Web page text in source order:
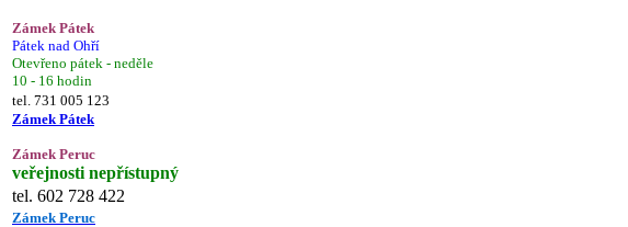
Zámek Pátek
Pátek nad Ohří
Otevřeno pátek - neděle
10 - 16 hodin
tel. 731 005 123
Zámek Pátek
Zámek Peruc
veřejnosti nepřístupný
tel. 602 728 422
Zámek Peruc